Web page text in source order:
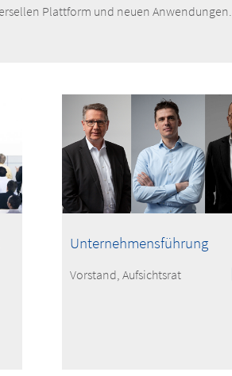
Plattform und neuen Anwendungen.
Unternehmensführung
Vorstand, Aufsichtsrat